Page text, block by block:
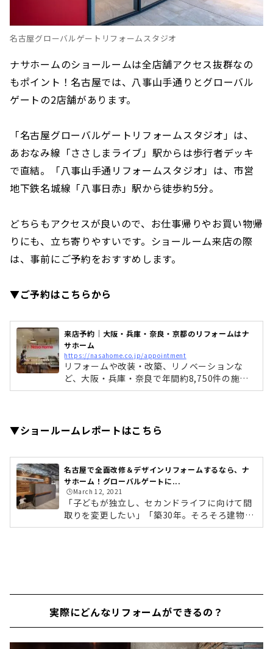
名古屋グローバルゲートリフォームスタジオ
ナサホームのショールームは全店舗アクセス抜群なの
もポイント！名古屋では、八事山手通りとグローバル
ゲートの2店舗があります。
「名古屋グローバルゲートリフォームスタジオ」は、
あおなみ線「ささしまライブ」駅からは歩行者デッキ
で直結。「八事山手通リフォームスタジオ」は、市営
地下鉄名城線「八事日赤」駅から徒歩約5分。
どちらもアクセスが良いので、お仕事帰りやお買い物帰
りにも、立ち寄りやすいです。ショールーム来店の際
は、事前にご予約をおすすめします。
▼ご予約はこちらから
来店予約｜大阪・兵庫・奈良・京都のリフォームはナ
サホーム
https://nasahome.co.jp/appointment
リフォームや改装・改築、リノベーションな
ど、大阪・兵庫・奈良で年間約8,750件の施工
実績を誇る株式会社ナサホームの来店予約ペー
▼ショールームレポートはこちら
名古屋で全面改修＆デザインリフォームするなら、ナ
サホーム！グローバルゲートに...
🕒️March 12, 2021
「子どもが独立し、セカンドライフに向けて間
取りを変更したい」「築30年。そろそろ建物の
老朽化が気になってきたからリフォームした
マンション・一戸建て問わず、個々のニーズに
徹底的に応えたリフォームを提案していただけ
実際にどんなリフォームができるの？